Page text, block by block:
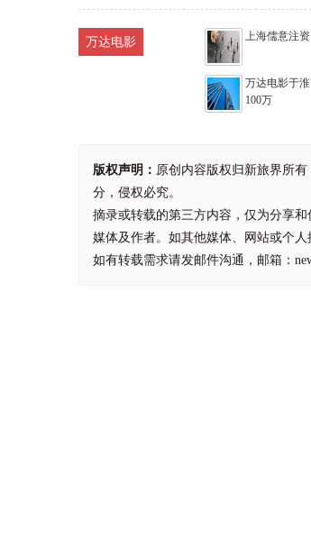
万达电影 上海儒意注
万达电影于
100万
版权声明： 原创内容版权归新旅界所
分，侵权必究。
摘录或转载的第三方内容，仅为分享
媒体及作者。如其他媒体、网站或个
如有转载需求请发邮件沟通，邮箱：